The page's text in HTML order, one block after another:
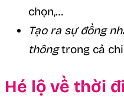
chọn,…
Tạo ra sự đồng
thôngtrong cả
Hé lộ về thời